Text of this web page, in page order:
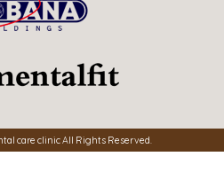
care clinic All Rights Reserved.